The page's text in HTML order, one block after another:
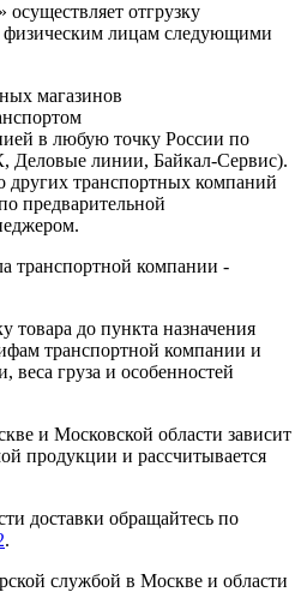
отгрузку
лицам следующими
магазинов
в любую точку России по
Деловые линии, Байкал-Сервис).
других транспортных компаний
предварительной
транспортной компании -
товара до пункта назначения
транспортной компании и
веса груза и особенностей
и Московской области зависит
продукции и рассчитывается
доставки обращайтесь по
.
службой в Москве и области